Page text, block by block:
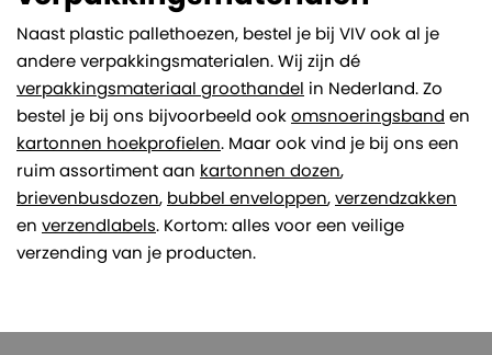
Naast plastic pallethoezen, bestel je bij VIV ook al je
andere verpakkingsmaterialen. Wij zijn dé
verpakkingsmateriaal groothandel in Nederland. Zo
bestel je bij ons bijvoorbeeld ookomsnoeringsband en
kartonnen hoekprofielen. Maar ook vind je bij ons een
ruim assortiment aan kartonnen dozen,
brievenbusdozen, bubbel enveloppen,verzendzakken
en verzendlabels. Kortom: alles voor een veilige
verzending van je producten.